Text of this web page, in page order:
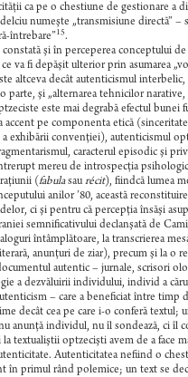
ca pe o chestiune de gestionare a
numeşte „transmisiune directă” –
întrebare”15.
şi în perceperea conceptului
va fi depăşit ulterior prin asumarea
altceva decât autenticismul
şi „alternarea tehnicilor
este mai degrabă efectul bunei
accent pe componenta etică
exhibării convenţiei), autenticismul
caracterul episodic şi
mereu de introspecţia
(fabulasau récit), fiindcă lumea
anilor ’80, această
ci şi pentru că percepţia însăşi
semnificativului declanşată de
întâmplătoare, la transcrierea
anunţuri de ziar), precum şi la o
autentic – jurnale, scrisori
a dezvăluirii individului, individ a
– care a beneficiat între
decât cea pe care i-o conferă
anunţă individul, nu îl sondează, ci îl
textualiştii optzecişti avem de a face
Autenticitatea nefiind o
primul rând polemice; un text se